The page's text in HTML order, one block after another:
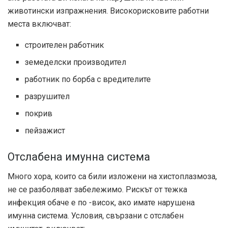
животински изпражнения. Високорисковите работни
места включват:
строителен работник
земеделски производител
работник по борба с вредителите
разрушител
покрив
пейзажист
Отслабена имунна система
Много хора, които са били изложени на хистоплазмоза,
не се разболяват забележимо. Рискът от тежка
инфекция обаче е по -висок, ако имате нарушена
имунна система. Условия, свързани с отслабен